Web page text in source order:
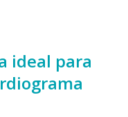
ideal para